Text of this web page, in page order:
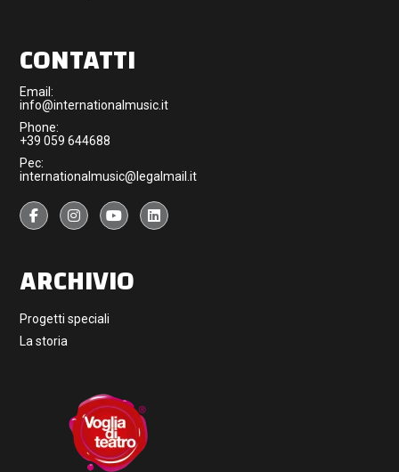
CONTATTI
Email:
info@internationalmusic.it
Phone:
+39 059 644688
Pec:
internationalmusic@legalmail.it
ARCHIVIO
Progetti speciali
La storia